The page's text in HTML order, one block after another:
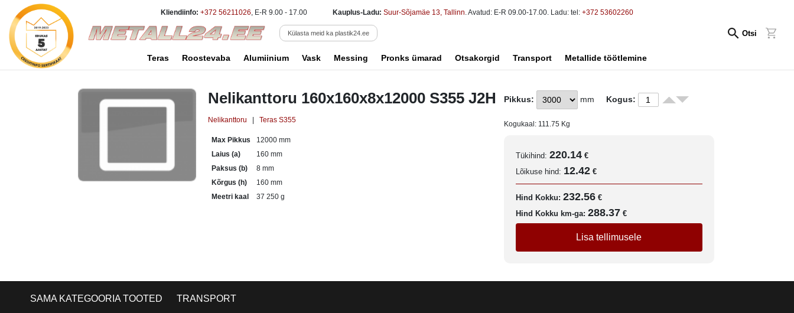
Kliendiinfo: +372 56211026, E-R 9.00 - 17.00 Kauplus-Ladu: Suur-Sõjamäe 13, Tallinn. Avatud: E-R 09.00-17.00. Ladu: tel: +372 53602260
Külasta meid ka plastik24.ee Otsi
Teras Roostevaba Alumiinium Vask Messing Pronks ümarad Otsakorgid Transport Metallide töötlemine
Nelikanttoru 160x160x8x12000 S355 J2H
Nelikanttoru Teras S355
Max Pikkus
12000 mm
Laius (a)
160 mm
Paksus (b)
8 mm
Kõrgus (h)
160 mm
Meetri kaal
37 250 g
Pikkus: mm Kogus:
Kogukaal: 111.75Kg
Tükihind: 220.14 €
Lõikuse hind: 12.42 €
Hind Kokku: 232.56 €
Hind Kokku km-ga: 288.37 €
Lisa tellimusele
SAMA KATEGOORIA TOOTED TRANSPORT